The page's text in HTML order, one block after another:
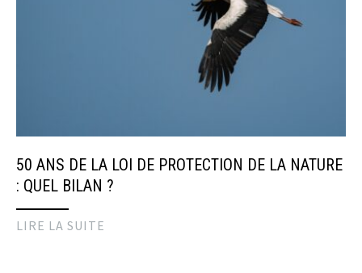
50 ANS DE LA LOI DE PROTECTION DE LA NATURE
: QUEL BILAN ?
LIRE LA SUITE